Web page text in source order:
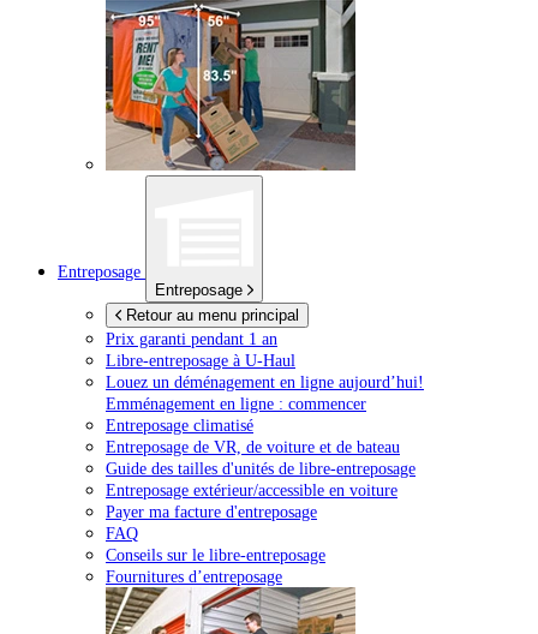
Entreposage
Entreposage
Retour au menu principal
Prix garanti pendant 1 an
Libre-entreposage à U-Haul
Louez un déménagement en ligne aujourd’hui!
Emménagement en ligne : commencer
Entreposage climatisé
Entreposage de VR, de voiture et de bateau
Guide des tailles d'unités de libre-entreposage
Entreposage extérieur/accessible en voiture
Payer ma facture d'entreposage
FAQ
Conseils sur le libre-entreposage
Fournitures d’entreposage